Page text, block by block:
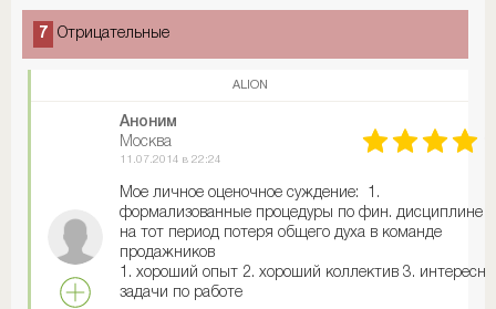
7 Отрицательные
ALION
Аноним
Москва
11.07.2014 в 22:24
Мое личное оценочное суждение: 1.
формализованные процедуры по фин. дисциплине
на тот период потеря общего духа в команде
продажников
1. хороший опыт 2. хороший коллектив 3.
задачи по работе